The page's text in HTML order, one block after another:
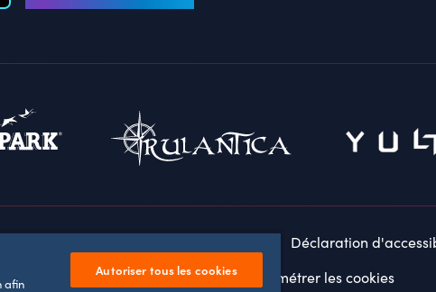
Déclaration
Configuration minimale requise
Paramétrer les cookies
afin
Autoriser tous les cookies